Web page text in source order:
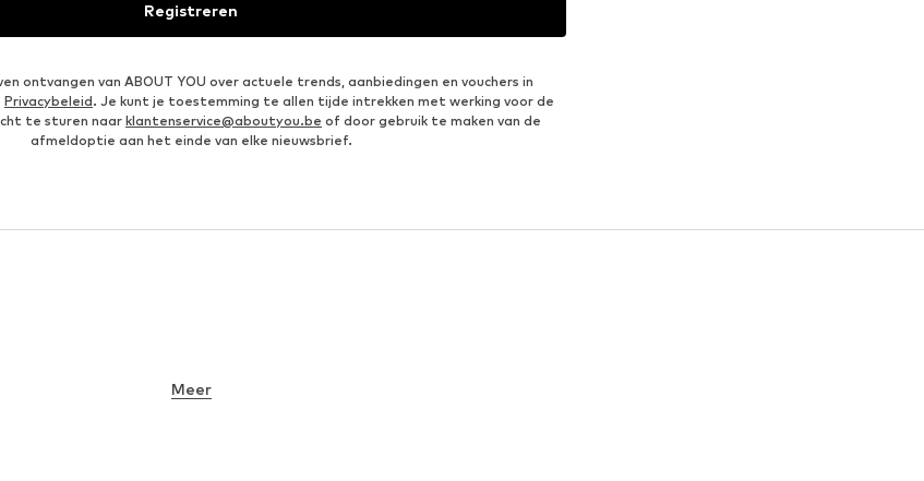
Registreren
ontvangen van ABOUT YOU over actuele trends, aanbiedingen en vouchers in
Privacybeleid. Je kunt je toestemming te allen tijde intrekken met werking voor de
te sturen naar klantenservice@aboutyou.be of door gebruik te maken van de
afmeldoptie aan het einde van elke nieuwsbrief.
Meer